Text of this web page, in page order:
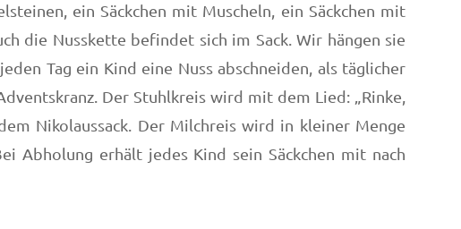
ein Säckchen mit Muscheln, ein Säckchen mit
die Nusskette befindet sich im Sack. Wir hängen sie
Tag ein Kind eine Nuss abschneiden, als täglicher
Der Stuhlkreis wird mit dem Lied: „Rinke,
Nikolaussack. Der Milchreis wird in kleiner Menge
Abholung erhält jedes Kind sein Säckchen mit nach